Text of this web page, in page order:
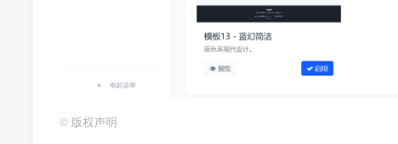
© 版权声明